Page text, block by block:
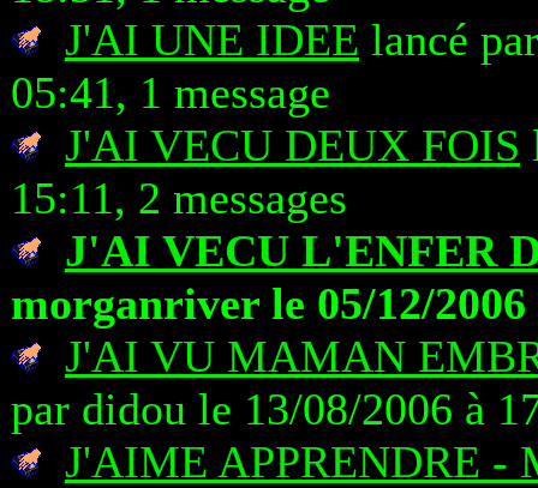
J'AI UNE IDEE lancé
05:41, 1 message
J'AI VECU DEUX FOIS
15:11, 2 messages
J'AI VECU L'ENFER
morganriver le 05/12/2006
J'AI VU MAMAN
par didou le 13/08/2006 à
J'AIME APPRENDRE -